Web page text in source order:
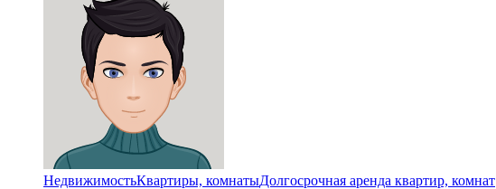
НедвижимостьКвартиры, комнатыДолгосрочная аренда квартир, комнат